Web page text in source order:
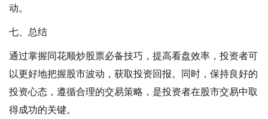
动。
七、总结
通过掌握同花顺炒股票必备技巧，提高看盘效率，投资者可
以更好地把握股市波动，获取投资回报。同时，保持良好的
投资心态，遵循合理的交易策略，是投资者在股市交易中取
得成功的关键。